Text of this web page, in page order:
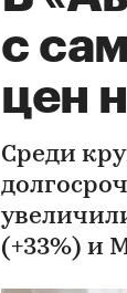
с
цен
Среди
(+33%) и